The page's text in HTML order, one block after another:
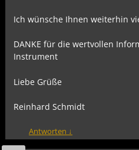
Ich wünsche Ihnen weiterhin
DANKE für die wertvollen
Instrument
Liebe Grüße
Reinhard Schmidt
Antworten ↓